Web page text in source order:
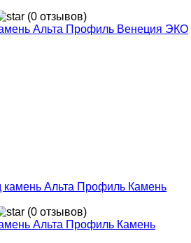
(0 отзывов)
Альта Профиль Венеция ЭКО
(0 отзывов)
Альта Профиль Камень